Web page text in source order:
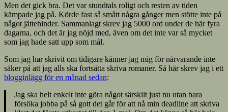
Men det gick bra. Det var stundtals roligt och resten av tiden
kämpade jag på. Körde fast så smått några gånger men stötte inte på
något jättehinder. Sammanlagt skrev jag 5000 ord under de här fyra
dagarna, och det är jag nöjd med, även om det inte var så mycket
som jag hade satt upp som mål.
Som jag har skrivit om tidigare känner jag mig för närvarande inte
säker på att jag alls ska fortsätta skriva romaner. Så här skrev jag i ett
blogginlägg för en månad sedan:
Jag ska helt enkelt inte göra något särskilt just nu utan bara
försöka jobba på så gott det går för att nå min deadline att skriva